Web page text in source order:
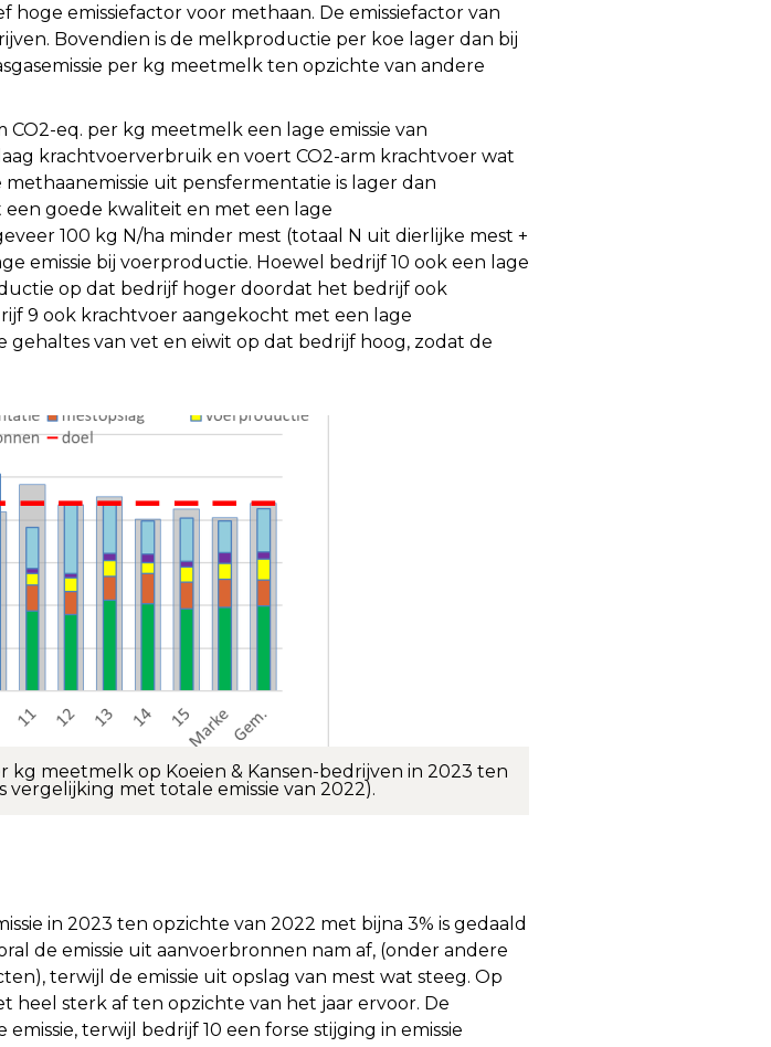
emissiefactor voor methaan. De emissiefactor van
Bovendien is de melkproductie per koe lager dan bij
per kg meetmelk ten opzichte van andere
eq. per kg meetmelk een lage emissie van
krachtvoerverbruik en voert CO2-arm krachtvoer wat
uit pensfermentatie is lager dan
goede kwaliteit en met een lage
100 kg N/ha minder mest (totaal N uit dierlijke mest +
emissie bij voerproductie. Hoewel bedrijf 10 ook een lage
op dat bedrijf hoger doordat het bedrijf ook
9 ook krachtvoer aangekocht met een lage
gehaltes van vet en eiwit op dat bedrijf hoog, zodat de
kg meetmelk op Koeien & Kansen-bedrijven in 2023 ten
met totale emissie van 2022).
in 2023 ten opzichte van 2022 met bijna 3% is gedaald
de emissie uit aanvoerbronnen nam af, (onder andere
terwijl de emissie uit opslag van mest wat steeg. Op
heel sterk af ten opzichte van het jaar ervoor. De
terwijl bedrijf 10 een forse stijging in emissie